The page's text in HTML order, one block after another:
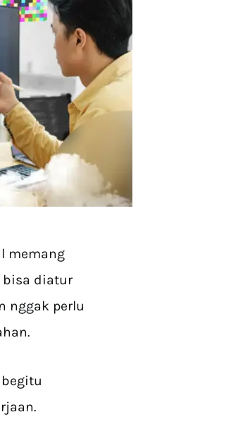
memang
bisa diatur
nggak perlu